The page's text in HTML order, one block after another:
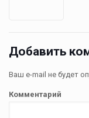
Добавить
Ваш e-mail не будет
Комментарий